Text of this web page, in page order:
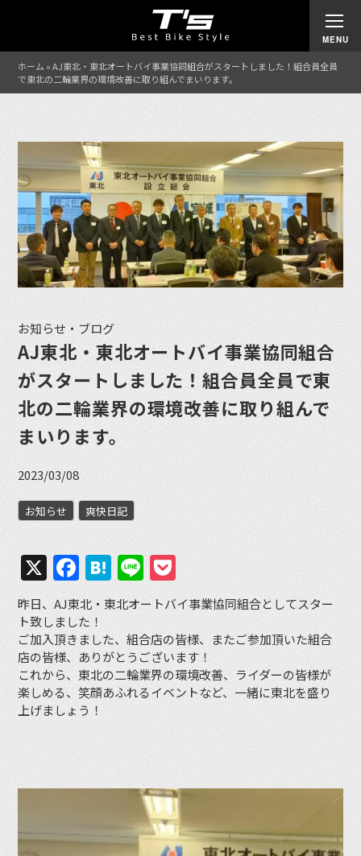
ホーム »AJ東北・東北オートバイ事業協同組合がスタートしました！組合員全員
で東北の二輪業界の環境改善に取り組んでまいります。
お知らせ・ブログ
AJ東北・東北オートバイ事業協同組合
がスタートしました！組合員全員で東
北の二輪業界の環境改善に取り組んで
まいります。
2023/03/08
お知らせ 爽快日記
X Facebook
Hatena
Line
昨日、AJ東北・東北オートバイ事業協同組合としてスター
ト致しました！
ご加入頂きました、組合店の皆様、またご参加頂いた組合
店の皆様、ありがとうございます！
これから、東北の二輪業界の環境改善、ライダーの皆様が
楽しめる、笑顔あふれるイベントなど、一緒に東北を盛り
上げましょう！